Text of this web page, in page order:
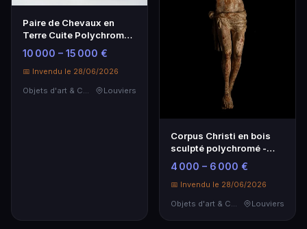
Paire de Chevaux en
Terre Cuite Polychrome -
Art Hellénistique IVème-
IIIème s. av. JC
10 000 – 15 000 €
📅 Invendu le 28/06/2026
Objets d'art & Curiosités
Louviers
Corpus Christi en bois
sculpté polychromé -
Italie, 1480-1500
4 000 – 6 000 €
📅 Invendu le 28/06/2026
Objets d'art & Curiosités
Louviers